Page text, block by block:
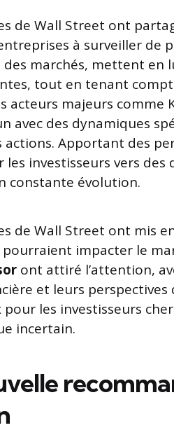
de Wall Street ont
à surveiller de
des marchés, mettent
tout en tenant
acteurs majeurs comme
avec des dynamiques
Apportant des
investisseurs vers des
constante évolution.
de Wall Street ont mis
impacter le
ont attiré l’attention,
et leurs perspectives
les investisseurs
incertain.